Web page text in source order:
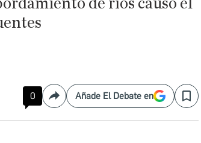
de ríos causó el
0 CompartirAñade El Debate en Save